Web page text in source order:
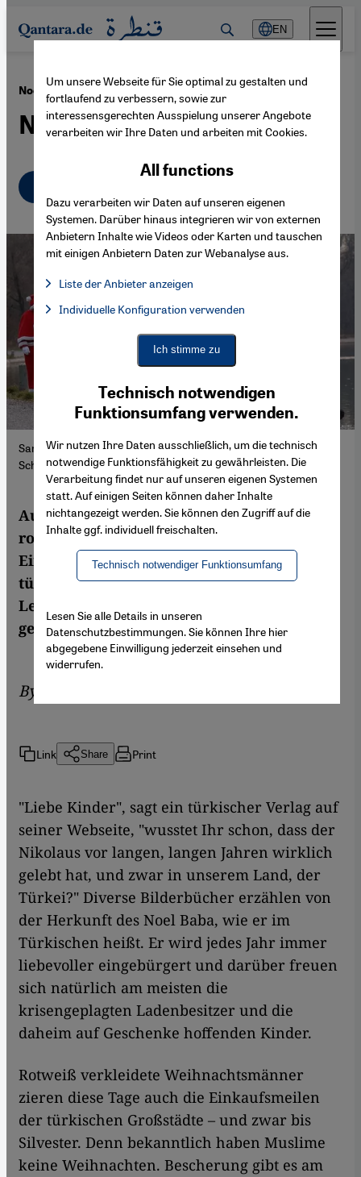
Direkt zum Inhalt springen
EN
Noel Baba: Weihnachtszeit in der Türkei ·22.12.2008
Nikolaus auf Türkisch
Sankt Nikolaus Darsteller, Foto: picture-alliance/dpa/M.
Schrader
Auch in der Türkei zieren mittlerweile
rotweiß verkleidete Weihnachtsmänner die
Einkaufspassagen. Der Noel Baba, so der
türkische Name des Nikolaus, soll der
Legende nach in der Nähe von Antalya
geboren worden sein.
By
Link Share Print
"Liebe Kinder", sagt ein türkischer Verlag auf
seiner Webseite, "wusstet Ihr schon, dass der
Nikolaus vor langen, langen Jahren wirklich
gelebt hat, und zwar in unserem Land, der
Türkei?" Diverse Bilderbücher erzählen von
der Herkunft des Noel Baba, wie er im
Türkischen heißt. Er wird jedes Jahr immer
liebevoller eingebürgert und darüber freuen
sich natürlich am meisten die
krisengeplagten Ladenbesitzer und die
daheim auf Geschenke hoffenden Kinder.
Rotweiß verkleidete Weihnachtsmänner
zieren diese Tage auch die Einkaufsmeilen
der türkischen Großstädte – und zwar bis
Silvester. Denn bekanntlich haben Muslime
keine Weihnachten. Bescherung gibt es am
Um unsere Webseite für Sie optimal zu gestalten und
fortlaufend zu verbessern, sowie zur
interessensgerechten Ausspielung unserer Angebote
verarbeiten wir Ihre Daten und arbeiten mit Cookies.
Technisch notwendigen
Funktionsumfang verwenden.
Wir nutzen Ihre Daten ausschließlich, um die technisch
notwendige Funktionsfähigkeit zu gewährleisten. Die
Verarbeitung findet nur auf unseren eigenen Systemen
statt. Auf einigen Seiten können daher Inhalte
nichtangezeigt werden. Sie können den Zugriff auf die
Inhalte ggf. individuell freischalten.
Technisch notwendiger Funktionsumfang
All functions
Dazu verarbeiten wir Daten auf unseren eigenen
Systemen. Darüber hinaus integrieren wir von externen
Anbietern Inhalte wie Videos oder Karten und tauschen
mit einigen Anbietern Daten zur Webanalyse aus.
Liste der Anbieter anzeigen
Facebook Embed / Facebook Connect, Google Maps Embed,
Facebook Embed / Facebook Connect
Google Maps Embed
Individuelle Konfiguration verwenden
Ich stimme zu
Lesen Sie alle Details in unseren
Datenschutzbestimmungen. Sie können Ihre hier
abgegebene Einwilligung jederzeit einsehen und
widerrufen.